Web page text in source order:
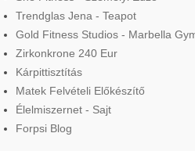
Trendglas Jena - Teapot
Gold Fitness Studios - Marbella
Zirkonkrone 240 Eur
Kárpittisztítás
Matek Felvételi Előkészítő
Élelmiszernet - Sajt
Forpsi Blog